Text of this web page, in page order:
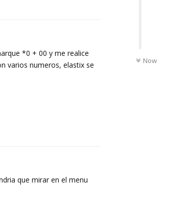
Now
*0 + 00 y me realice
varios numeros, elastix se
que mirar en el menu